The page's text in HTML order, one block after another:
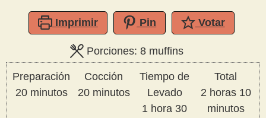
Imprimir Pin Votar
Porciones: 8 muffins
Preparación
20minutos
minutos
Cocción
20minutos
minutos
Tiempo de
Levado
1 hora
hora 30minutos
Total
2horas
horas 10
minutos